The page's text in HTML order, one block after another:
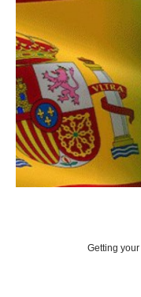
Getting your